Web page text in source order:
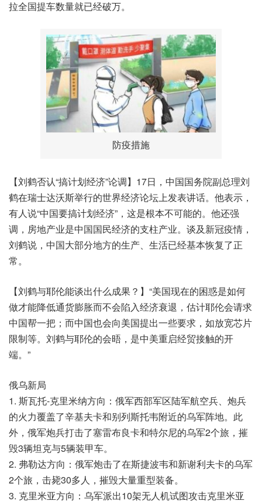
拉全国提车数量就已经破万。
防疫措施
【刘鹤否认“搞计划经济”论调】17日，中国国务院副总理刘
鹤在瑞士达沃斯举行的世界经济论坛上发表讲话。他表示，
有人说“中国要搞计划经济”，这是根本不可能的。他还强
调，房地产业是中国国民经济的支柱产业。谈及新冠疫情，
刘鹤说，中国大部分地方的生产、生活已经基本恢复了正
常。
【刘鹤与耶伦能谈出什么成果？】“美国现在的困惑是如何
做才能降低通货膨胀而不会陷入经济衰退，估计耶伦会请求
中国帮一把；而中国也会向美国提出一些要求，如放宽芯片
限制等。刘鹤与耶伦的会晤，是中美重启经贸接触的开
端。”
俄乌新局
1. 斯瓦托-克里米纳方向：俄军西部军区陆军航空兵、炮兵
的火力覆盖了辛基夫卡和别列斯托韦附近的乌军阵地。此
外，俄军炮兵打击了塞雷布良卡和特尔尼的乌军2个旅，摧
毁3辆坦克与5辆装甲车。
2. 弗勒达方向：俄军炮击了在斯捷波韦和新谢利夫卡的乌军
2个旅，击毙30多人，摧毁大量重型装备。
3. 克里米亚方向：乌军派出10架无人机试图攻击克里米亚